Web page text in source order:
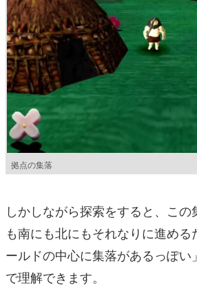
拠点の集落
しかしながら探索をすると、こ
も南にも北にもそれなりに進める
ールドの中心に集落があるっぽい
で理解できます。